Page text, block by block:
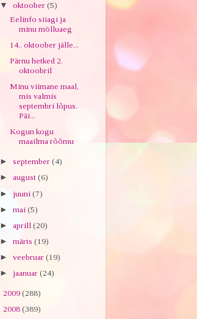
▼ oktoober (5)
Eelinfo siiagi ja
minu mölluaeg
14.. oktoober jälle...
Pärnu hetked 2.
oktoobril
Minu viimane maal,
mis valmis
septembri lõpus.
Päi...
Kogun kogu
maailma rõõmu
► september (4)
► august (6)
► juuni (7)
► mai (5)
► aprill (20)
► märts (19)
► veebruar (19)
► jaanuar (24)
2009 (288)
2008 (389)